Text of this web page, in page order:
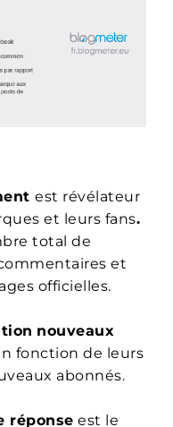
est révélateur
et leurs fans.
total de
et
officielles.
nouveaux
fonction de leurs
abonnés.
réponse est le